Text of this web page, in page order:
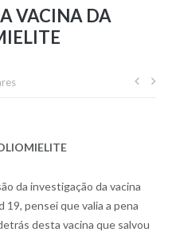
VACINA DA
da investigação da vacina
19, pensei que valia a pena
desta vacina que salvou